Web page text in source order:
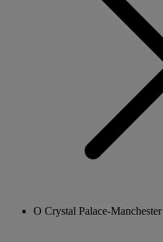
O Crystal Palace-